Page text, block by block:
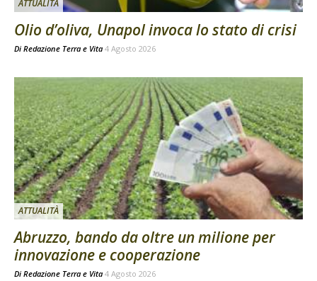
ATTUALITÀ
Olio d’oliva, Unapol invoca lo stato di crisi
Di Redazione Terra e Vita 4 Agosto 2026
ATTUALITÀ
Abruzzo, bando da oltre un milione per
innovazione e cooperazione
Di Redazione Terra e Vita 4 Agosto 2026